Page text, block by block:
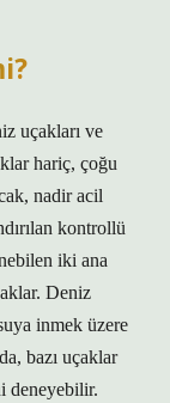
uçakları ve
hariç, çoğu
nadir acil
kontrollü
iki ana
Deniz
inmek üzere
bazı uçaklar
deneyebilir.